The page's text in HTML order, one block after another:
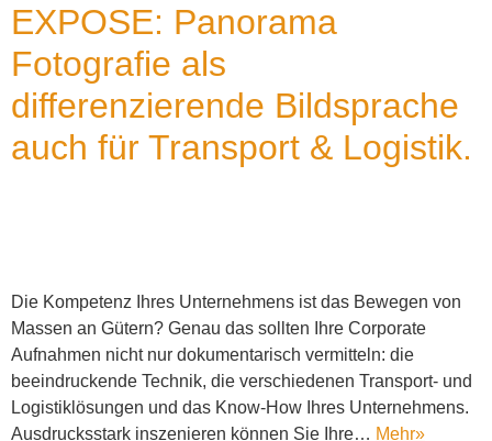
EXPOSE: Panorama
Fotografie als
differenzierende Bildsprache
auch für Transport & Logistik.
Die Kompetenz Ihres Unternehmens ist das Bewegen von
Massen an Gütern? Genau das sollten Ihre Corporate
Aufnahmen nicht nur dokumentarisch vermitteln: die
beeindruckende Technik, die verschiedenen Transport- und
Logistiklösungen und das Know-How Ihres Unternehmens.
Ausdrucksstark inszenieren können Sie Ihre… Mehr»